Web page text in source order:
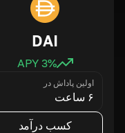
DAI
3% APY
اولین پاداش در
۶ ساعت
کسب درآمد